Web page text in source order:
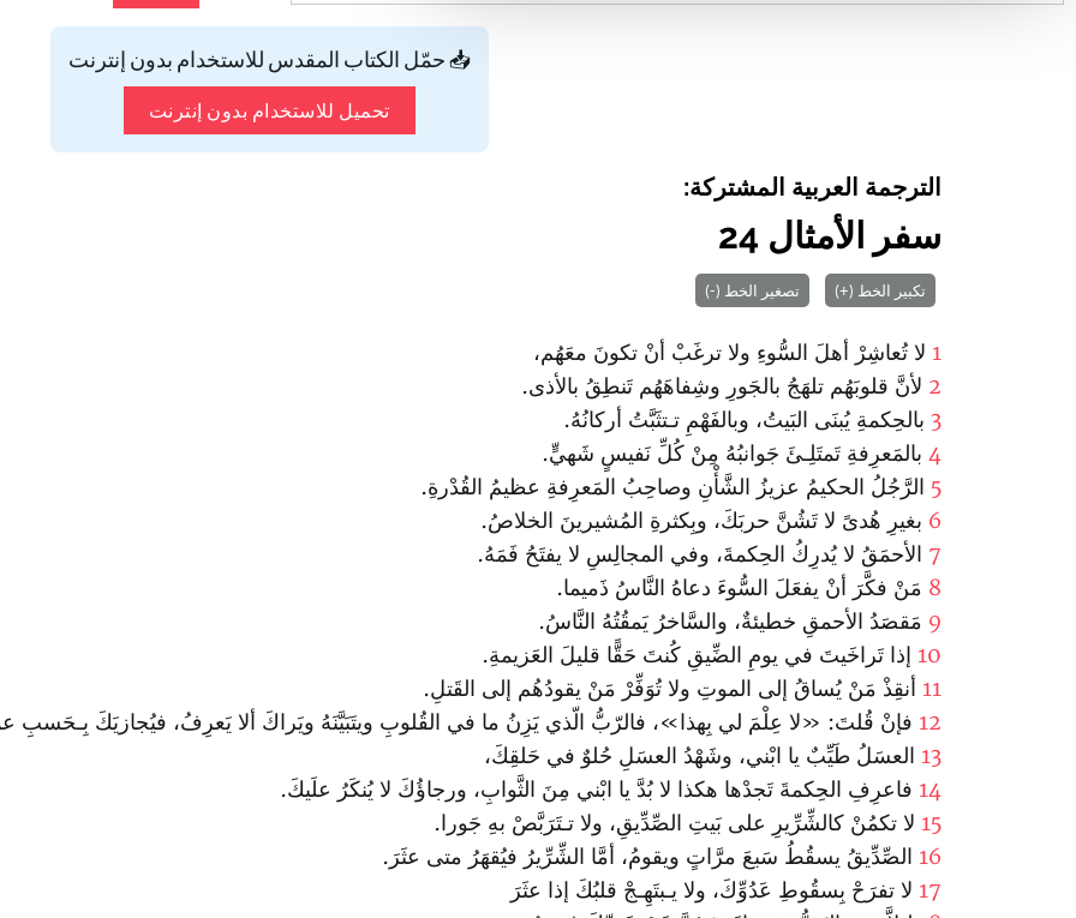
📥 حمّل الكتاب المقدس للاستخدام بدون إنترنت
تحميل للاستخدام بدون إنترنت
الترجمة العربية المشتركة:
سفر الأمثال 24
تكبير الخط (+) تصغير الخط (-)
1 لا تُعاشِرْ‌ أهلَ السُّوءِ ولا ترغَبْ أنْ تكونَ معَهُم،
2 لأنَّ قلوبَهُم تلهَجُ بالجَورِ وشِفاهَهُم تَنطِقُ بالأذى.
3 بالحِكمةِ يُبنَى البَيتُ، وبالفَهْمِ تـتثَبَّتُ أركانُهُ.
4 بالمَعرِفةِ تَمتَلِـئَ جَوانبُهُ مِنْ كُلِّ نَفيسٍ شَهيٍّ.
5 الرَّجُلُ الحكيمُ عزيزُ الشَّأْنِ وصاحِبُ المَعرِفةِ عظيمُ القُدْرةِ‌.
6 بغيرِ هُدىً لا تَشُنَّ حربَكَ، وبِكثرةِ المُشيرينَ الخلاصُ.
7 الأحمَقُ لا يُدرِكُ الحِكمةَ، وفي المجالِسِ لا يفتَحُ فَمَهُ.
8 مَنْ فكَّرَ أنْ يفعَلَ السُّوءَ دعاهُ النَّاسُ ذَميما.
9 مَقصَدُ الأحمقِ خطيئةٌ، والسَّاخرُ يَمقُتُهُ النَّاسُ.
10 إذا تَراخَيتَ في يومِ الضِّيقِ كُنتَ حَقًّا قليلَ العَزيمةِ.
11 أنقِذْ مَنْ يُساقُ إلى الموتِ ولا تُوَفِّرْ مَنْ يقودُهُم إلى القَتلِ‌.
12 فإنْ قُلتَ: «لا عِلْمَ لي بِهذا»، فالرّبُّ الّذي يَزِنُ ما في القُلوبِ ويتَبَيَّنَهُ ويَراكَ ألا يَعرِفُ، فيُجازيَكَ بِـحَسبِ
13 العسَلُ طَيِّبٌ يا ا‏بْني، وشَهْدُ العسَلِ حُلوٌ في حَلقِكَ،
14 فا‏عرِفِ الحِكمةَ تَجدْها هكذا لا بُدَّ يا ا‏بْني مِنَ الثَّوابِ، ورجاؤُكَ لا يُنكَرُ علَيكَ.
15 لا تكمُنْ كالشِّرِّيرِ على بَيتِ الصِّدِّيقِ، ولا تـتَرَبَّصْ بهِ جَورا.
16 الصِّدِّيقُ يسقُطُ سَبعَ مرَّاتٍ ويقومُ، أمَّا الشِّرِّيرُ فيُقهَرُ متى عثَرَ.
17 لا تفرَحْ بِسقُوطِ عَدُوِّكَ، ولا يـبتَهِـجْ قلبُكَ إذا عثَرَ